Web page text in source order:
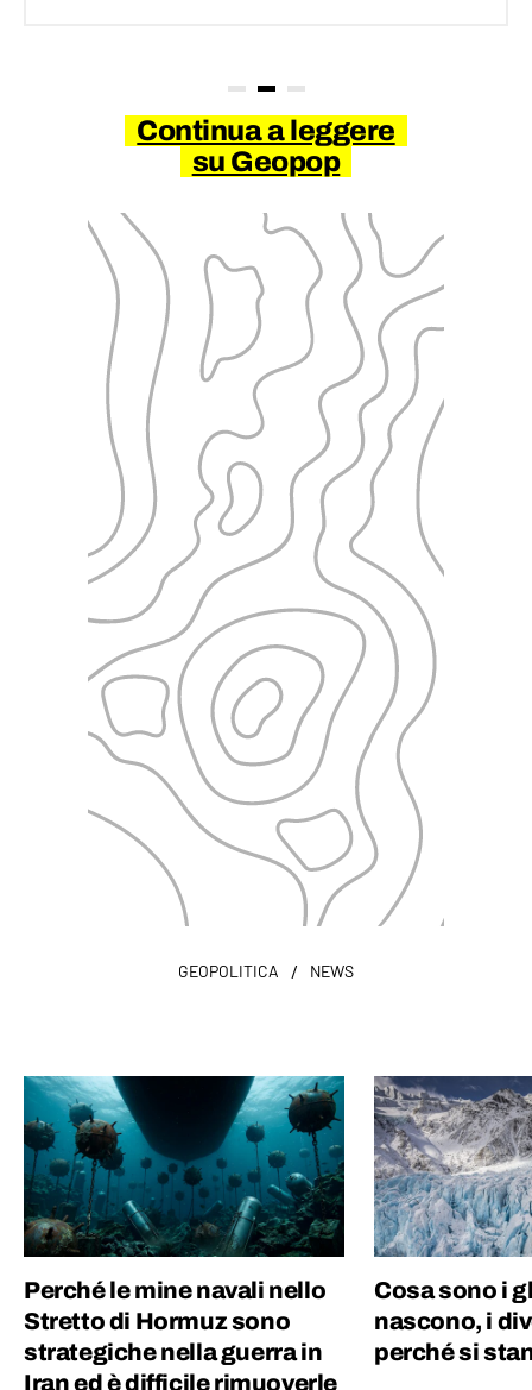
Continua a leggere
su Geopop
GEOPOLITICA / NEWS
Perché le mine navali nello
Stretto di Hormuz sono
strategiche nella guerra in
Iran ed è difficile rimuoverle
Cosa sono i
nascono, i
perché si